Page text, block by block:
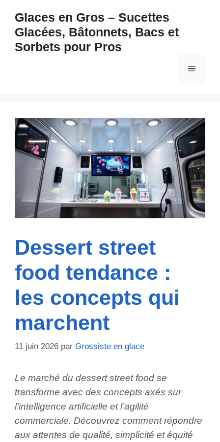
contenu
Glaces en Gros – Sucettes
Glacées, Bâtonnets, Bacs et
Sorbets pour Pros
Menu
Dessert street
food tendance :
les concepts qui
marchent
11 juin 2026 par Grossiste en glace
Le marché du dessert street food se
transforme avec des concepts axés sur
l’intelligence artificielle et l’agilité
commerciale. Découvrez comment répondre
aux attentes de qualité, simplicité et équité